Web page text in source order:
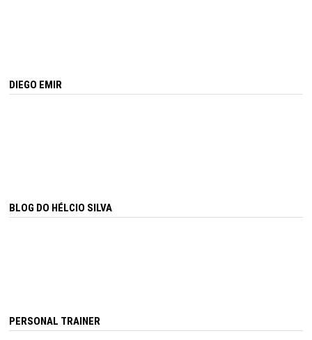
DIEGO EMIR
BLOG DO HÉLCIO SILVA
PERSONAL TRAINER